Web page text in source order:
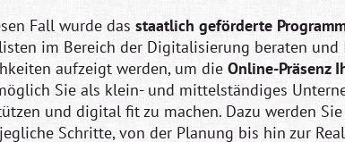
Fall wurde dasstaatlich geförderte
im Bereich der Digitalisierung beraten und
aufzeigt werden, um dieOnline-Präsenz
Sie als klein- und mittelständiges
und digital fit zu machen. Dazu werden
Schritte, von der Planung bis hin zur